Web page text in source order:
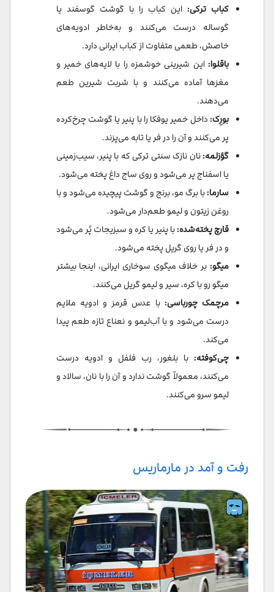
کباب ترکی:این کباب را با گوشت گوسفند یا
گوساله درست می‌کنند و به‌خاطر ادویه‌های
خاصش، طعمی متفاوت از کباب ایرانی دارد.
باقلوا: این شیرینی خوشمزه را با لایه‌های خمیر و
مغزها آماده می‌کنند و با شربت شیرین طعم
می‌دهند.
بورِک: داخل خمیر یوفکا را با پنیر یا گوشت چرخ‌کرده
پر می‌کنند و آن را در فر یا تابه می‌پزند.
گؤزلمه:نان نازک سنتی ترکی که با پنیر، سیب‌زمینی
یا اسفناج پر می‌شود و روی ساج داغ پخته می‌شود.
سارما:با برگ مو، برنج و گوشت پیچیده می‌شود و با
روغن زیتون و لیمو طعم‌دار می‌شود.
قارچ پخته‌شده:با پنیر یا کره و سبزیجات پُر می‌شود
و در فر یا روی گریل پخته می‌شود.
میگو: بر خلاف میگوی سوخاری ایرانی، اینجا بیشتر
میگو رو با کره، سیر و لیمو گریل می‌کنند.
مرچمک چورباسی: با عدس قرمز و ادویه‌ ملایم
درست می‌شود و با آب‌لیمو و نعناع تازه طعم پیدا
می‌کند.
چی‌کوفته: با بلغور، رب فلفل و ادویه درست
می‌کنند، معمولاً گوشت ندارد و آن را با نان، سالاد و
لیمو سرو می‌کنند.
رفت و آمد در مارماریس